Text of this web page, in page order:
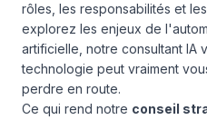
rôles, les responsabilités et
explorez les enjeux de
artificielle, notre consultant IA
technologie peut vraiment
perdre en route.
Ce qui rend notre conseil